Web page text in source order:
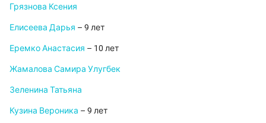
Грязнова Ксения
Елисеева Дарья – 9 лет
Еремко Анастасия – 10 лет
Жамалова Самира Улугбек
Зеленина Татьяна
Кузина Вероника – 9 лет